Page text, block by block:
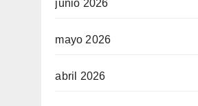
junio 2026
mayo 2026
abril 2026